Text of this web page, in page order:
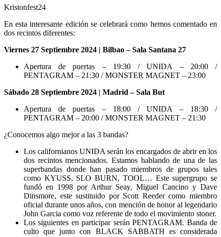
Kristonfest24
En esta interesante edición se celebrará como hemos comentado en
dos recintos diferentes:
Viernes 27 Septiembre 2024 | Bilbao – Sala Santana 27
Apertura de puertas – 19:30 / UNIDA – 20:00 /
PENTAGRAM – 21:30 / MONSTER MAGNET – 23:00
Sábado 28 Septiembre 2024 | Madrid – Sala But
Apertura de puertas – 18:00 / UNIDA – 18:30 /
PENTAGRAM – 20:00 / MONSTER MAGNET – 21:30
¿Conocemos algo mejor a las 3 bandas?
Los californianos UNIDA serán los encargados de abrir en los
dos recintos mencionados. Estamos hablando de una de las
superbandas donde han pasado miembros de grupos tales
como KYUSS, SLO BURN, TOOL… Este supergrupo se
fundó en 1998 por Arthur Seay, Miguel Cancino y Dave
Dinsmore, este sustituido por Scott Reeder como miembro
oficial durante unos años, con mención de honor al legendario
John Garcia como voz referente de todo el movimiento stoner.
Los siguientes en participar serán PENTAGRAM. Banda de
culto que junto con BLACK SABBATH es considerada